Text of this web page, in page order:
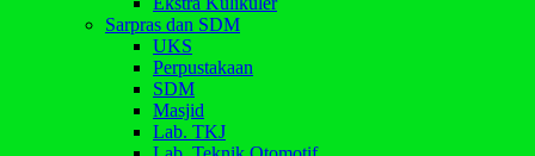
Sarpras dan SDM
UKS
Perpustakaan
SDM
Masjid
Lab. TKJ